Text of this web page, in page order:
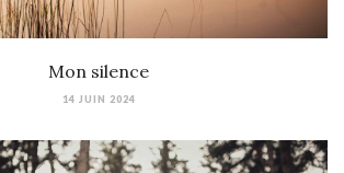
Mon silence
14 JUIN 2024